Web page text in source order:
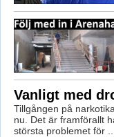
Vanligt med
Tillgången på
nu. Det är framförallt
största problemet för ...